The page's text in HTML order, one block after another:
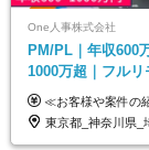
One人事株式会社
PM/PL｜年収600
1000万超｜フルリ
SIerへの変革期を
社サービス
≪お客様や案件の紹介によりインセンティブを支給！≫ 月給40万円以上＋賞与年2回＋インセンティブ ◎経験やスキルを考慮の上、優遇します ◎上記月給は固定残業代月45時間分(月額9万1040円以上)を含みます。超過した場合は全額追加支給します ◎試用期間3カ月あり(給与や福利厚生等は同じです) ＜年収例＞ 36歳／PL（元SE）／580万円 / 官公庁向けWebシステム開発 ※メンバーから2年でPLへ昇格 41歳／SL／616万円 / メーカー向けWebサイト開発 46歳／PL／742万円 / 金融情報連携システム開発
東京都_神奈川県_埼玉県_千葉県_大阪府_愛知県_北海道_青森県_岩手県_宮城県_秋田県_山形県_福島県_茨城県_栃木県_群馬県_新潟県_山梨県_長野県_富山県_石川県_福井県_静岡県_岐阜県_三重県_兵庫県_京都府_滋賀県_奈良県_和歌山県_広島県_岡山県_鳥取県_島根県_山口県_徳島県_香川県_愛媛県_高知県_福